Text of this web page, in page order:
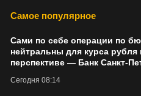
Самое популярное
Сами по себе операции по
нейтральны для курса рубля
перспективе — Банк Санкт-
Сегодня 08:14